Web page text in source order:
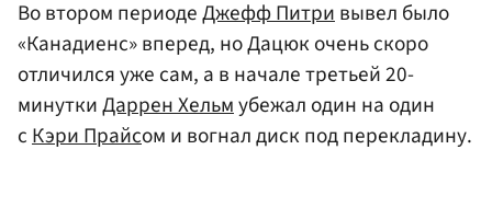
Во втором периодеДжефф Питривывел было
«Канадиенс» вперед, но Дацюк очень скоро
отличился уже сам, а в начале третьей 20-
минуткиДаррен Хельмубежал один на один
сКэри Прайсом и вогнал диск под перекладину.